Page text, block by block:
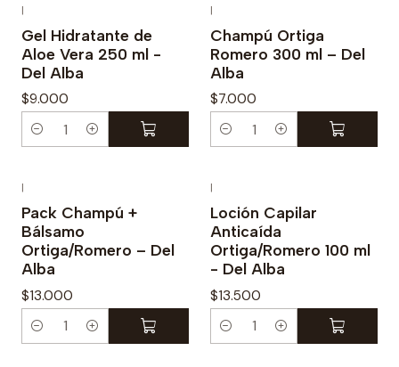
n
t
i
d
a
|
Gel Hidratante de
Aloe Vera 250 ml -
Del Alba
$9.000
n
t
i
d
a
d
|
Champú Ortiga
Romero 300 ml – Del
Alba
$7.000
n
t
i
d
d
|
Pack Champú +
Bálsamo
Ortiga/Romero – Del
Alba
$13.000
|
Loción Capilar
Anticaída
Ortiga/Romero 100 ml
- Del Alba
$13.500